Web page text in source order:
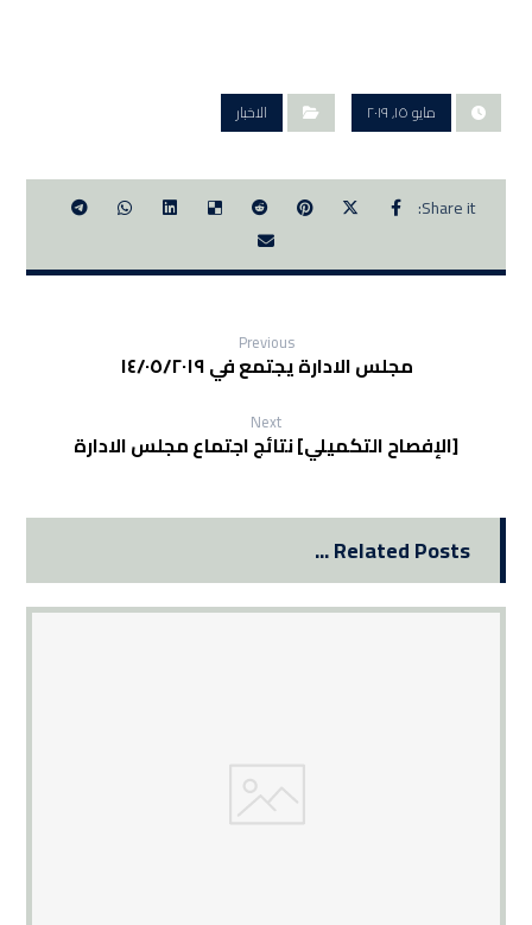
مايو ١٥, ٢٠١٩ الاخبار
Previous
مجلس الادارة يجتمع في ١٤/٠٥/٢٠١٩
Next
[الإفصاح التكميلي] نتائج اجتماع مجلس الادارة
Related Posts ...